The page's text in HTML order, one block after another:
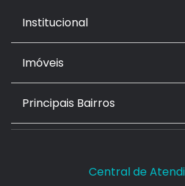
Institucional
Imóveis
Principais Bairros
Central de